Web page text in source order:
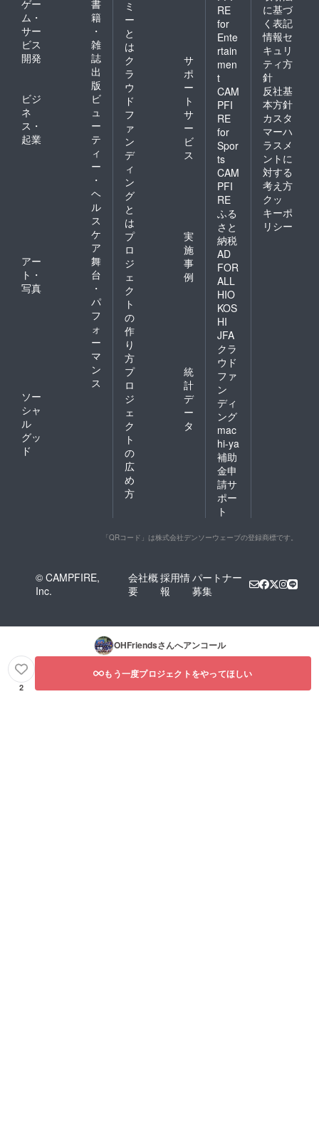
ゲー
ム・
サー
ビス
開発
書
籍
・
雑
誌
出
版
ビジ
ネ
ス・
起業
ビ
ュ
ー
テ
ィ
ー
・
ヘ
ル
ス
ケ
ア
アー
ト・
写真
舞
台
・
パ
フ
ォ
ー
マ
ン
ス
ソー
シャ
ル
グッ
ド
ミ
ー
と
は
ク
ラ
ウ
ド
フ
ァ
ン
デ
ィ
ン
グ
と
は
サ
ポ
ー
ト
サ
ー
ビ
ス
プ
ロ
ジ
ェ
ク
ト
の
作
り
方
実
施
事
例
プ
ロ
ジ
ェ
ク
ト
の
広
め
方
統
計
デ
ー
タ
RE
for
Ente
rtain
men
t
CAM
PFI
RE
for
Spor
ts
CAM
PFI
RE
ふる
さと
納税
AD
FOR
ALL
HIO
KOS
HI
JFA
クラ
ウド
ファ
ン
ディ
ング
mac
hi-ya
補助
金申
請サ
ポー
ト
に基づ
く表記
情報セ
キュリ
ティ方
針
反社基
本方針
カスタ
マーハ
ラスメ
ントに
対する
考え方
クッ
キーポ
リシー
「QRコード」は株式会社デンソーウェーブの登録商標です。
© CAMPFIRE,
Inc.
会社概
要
採用情
報
パートナー
募集
OHFriendsさんへアンコール
2
もう一度プロジェクトをやってほしい